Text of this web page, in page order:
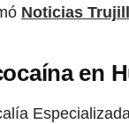
Noticias
en